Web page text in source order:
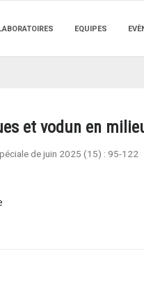
EQUIPES
et vodun en
de juin 2025 (15) : 95-122